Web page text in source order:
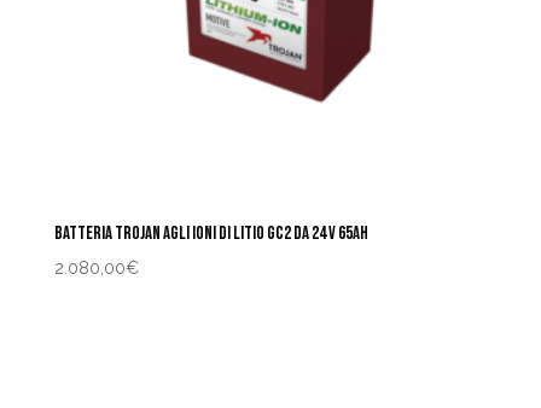
BATTERIA TROJAN AGLI IONI DI LITIO GC2 DA 24 V 65AH
2.080,00€